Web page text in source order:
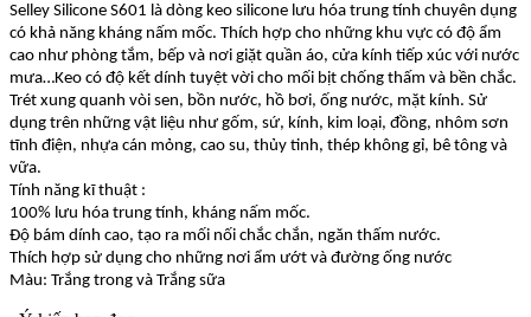
Selley Silicone S601 là dòng keo silicone lưu hóa trung tính chuyên dụng
có khả năng kháng nấm mốc. Thích hợp cho những khu vực có độ ẩm
cao như phòng tắm, bếp và nơi giặt quần áo, cửa kính tiếp xúc với nước
mưa…Keo có độ kết dính tuyệt vời cho mối bịt chống thấm và bền chắc.
Trét xung quanh vòi sen, bồn nước, hồ bơi, ống nước, mặt kính. Sử
dụng trên những vật liệu như gốm, sứ, kính, kim loại, đồng, nhôm sơn
tĩnh điện, nhựa cán mỏng, cao su, thủy tinh, thép không gỉ, bê tông và
vữa.
Tính năng kĩ thuật :
100% lưu hóa trung tính, kháng nấm mốc.
Độ bám dính cao, tạo ra mối nối chắc chắn, ngăn thấm nước.
Thích hợp sử dụng cho những nơi ẩm ướt và đường ống nước
Màu: Trắng trong và Trắng sữa